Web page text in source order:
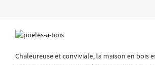
Chaleureuse et conviviale, la maison en bois